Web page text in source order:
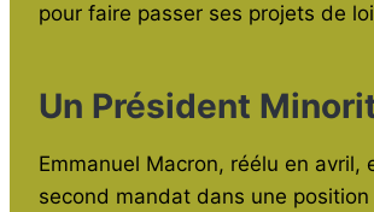
pour faire passer ses projets de
Un Président
Emmanuel Macron, réélu en avril,
second mandat dans une